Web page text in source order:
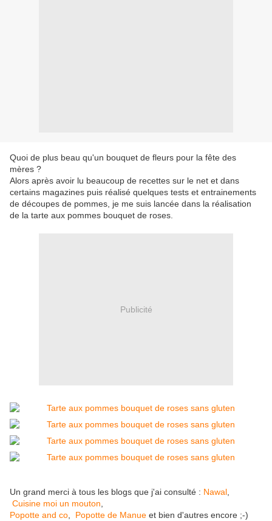
Quoi de plus beau qu'un bouquet de fleurs pour la fête des
mères ?
Alors après avoir lu beaucoup de recettes sur le net et dans
certains magazines puis réalisé quelques tests et entrainements
de découpes de pommes, je me suis lancée dans la réalisation
de la tarte aux pommes bouquet de roses.
Publicité
Un grand merci à tous les blogs que j'ai consulté : Nawal
Cuisine moi un mouton
Popotte and co
Popotte de Manue et bien d'autres encore ;-)